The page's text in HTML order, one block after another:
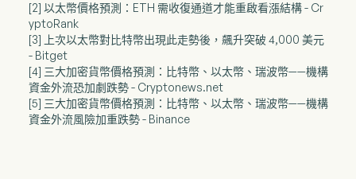
[2] 以太幣價格預測：ETH 需收復通道才能重啟看漲結構 - Cr
yptoRank
[3] 上次以太幣對比特幣出現此走勢後，飆升突破 4,000 美元
- Bitget
[4] 三大加密貨幣價格預測：比特幣、以太幣、瑞波幣——機構
資金外流恐加劇跌勢 - Cryptonews.net
[5] 三大加密貨幣價格預測：比特幣、以太幣、瑞波幣——機構
資金外流風險加重跌勢 - Binance